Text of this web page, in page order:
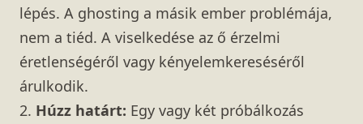
lépés. A ghosting a másik ember problémája,
nem a tiéd. A viselkedése az ő érzelmi
éretlenségéről vagy kényelemkereséséről
árulkodik.
2. Húzz határt: Egy vagy két próbálkozás